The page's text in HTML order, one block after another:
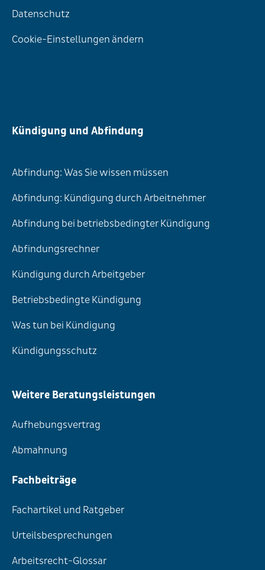
Datenschutz
Cookie-Einstellungen ändern
Kündigung und Abfindung
Abfindung: Was Sie wissen müssen
Abfindung: Kündigung durch Arbeitnehmer
Abfindung bei betriebsbedingter Kündigung
Abfindungsrechner
Kündigung durch Arbeitgeber
Betriebsbedingte Kündigung
Was tun bei Kündigung
Kündigungsschutz
Weitere Beratungsleistungen
Aufhebungsvertrag
Abmahnung
Fachbeiträge
Fachartikel und Ratgeber
Urteilsbesprechungen
Arbeitsrecht-Glossar